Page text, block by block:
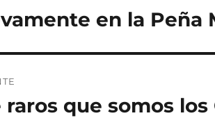
en la Peña
raros que somos los